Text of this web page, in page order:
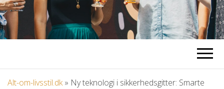
Alt-om-livsstil.dk» Ny teknologi i sikkerhedsgitter: Smarte